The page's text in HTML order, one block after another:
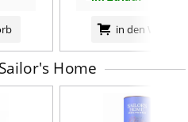
in den
Home